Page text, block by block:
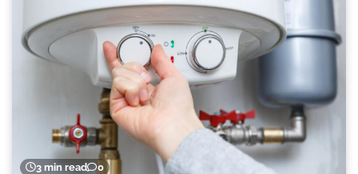
3 min read 0